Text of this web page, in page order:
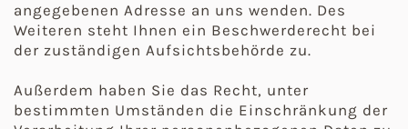
angegebenen Adresse an uns wenden. Des
Weiteren steht Ihnen ein Beschwerderecht bei
der zuständigen Aufsichtsbehörde zu.
Außerdem haben Sie das Recht, unter
bestimmten Umständen die Einschränkung der